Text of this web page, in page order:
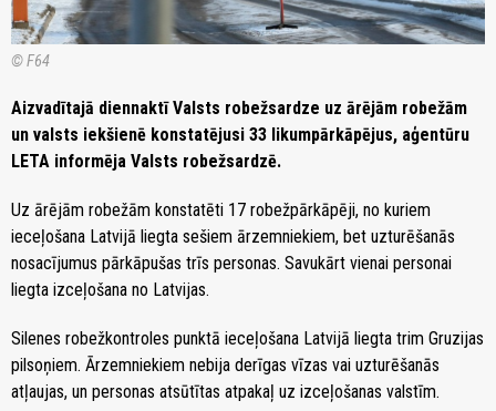
© F64
Aizvadītajā diennaktī Valsts robežsardze uz ārējām robežām
un valsts iekšienē konstatējusi 33 likumpārkāpējus, aģentūru
LETA informēja Valsts robežsardzē.
Uz ārējām robežām konstatēti 17 robežpārkāpēji, no kuriem
ieceļošana Latvijā liegta sešiem ārzemniekiem, bet uzturēšanās
nosacījumus pārkāpušas trīs personas. Savukārt vienai personai
liegta izceļošana no Latvijas.
Silenes robežkontroles punktā ieceļošana Latvijā liegta trim Gruzijas
pilsoņiem. Ārzemniekiem nebija derīgas vīzas vai uzturēšanās
atļaujas, un personas atsūtītas atpakaļ uz izceļošanas valstīm.